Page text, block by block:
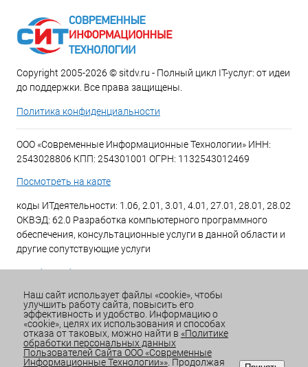
Copyright 2005-2026 © sitdv.ru - Полный цикл IT-услуг: от идеи
до поддержки. Все права защищены.
Политика конфиденциальности
ООО «Современные Информационные Технологии» ИНН:
2543028806 КПП: 254301001 ОГРН: 1132543012469
Посмотреть на карте
коды ИТдеятельности: 1.06, 2.01, 3.01, 4.01, 27.01, 28.01, 28.02
ОКВЭД: 62.0 Разработка компьютерного программного
обеспечения, консультационные услуги в данной области и
другие сопутствующие услуги
Email:office@sitdv.ru
График работы Пн-Пт: с 9:00 до 18:00 Сб/Вс: Выходной
Наш сайт использует файлы «cookie», чтобы
улучшить работу сайта, повысить его
эффективность и удобство. Информацию о
«cookie», целях их использования и способах
отказа от таковых, можно найти в «Политике
обработки персональных данных
Пользователей Сайта ООО «Современные
Информационные Технологии»». Продолжая